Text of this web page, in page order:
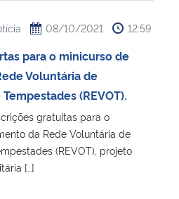
08/10/2021 12:59
para o minicurso de
Voluntária de
(REVOT).
gratuitas para o
da Rede Voluntária de
(REVOT), projeto
[…]